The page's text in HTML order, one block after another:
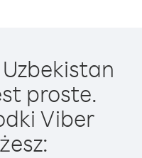
proste.
Viber